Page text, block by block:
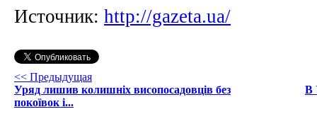
Источник: http://gazeta.ua/
<< Предыдущая
Уряд лишив колишніх висопосадовців без
покоївок і...
В